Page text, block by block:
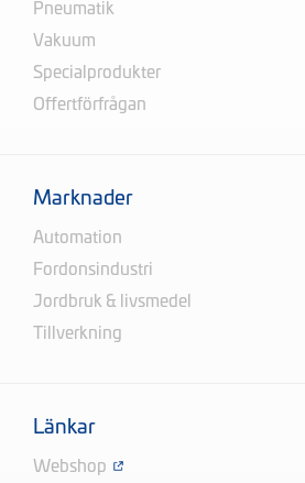
Pneumatik
Vakuum
Specialprodukter
Offertförfrågan
Marknader
Automation
Fordonsindustri
Jordbruk & livsmedel
Tillverkning
Länkar
Webshop